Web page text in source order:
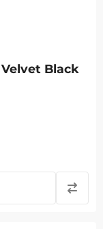
Velvet Black